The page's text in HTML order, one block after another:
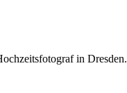
in Dresden.